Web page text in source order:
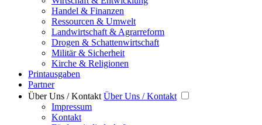
Handel & Finanzen
Ressourcen & Umwelt
Landwirtschaft & Agrarreform
Drogen & Schattenwirtschaft
Militär & Sicherheit
Kirche & Religionen
Printausgaben
Partner
Über Uns / Kontakt Über Uns / Kontakt
Impressum
Kontakt